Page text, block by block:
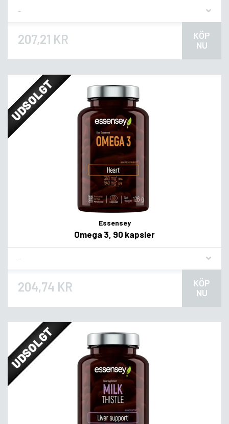
207,21 KR
KÖP
NU
UDSOLGT
Essensey
Omega 3, 90 kapsler
204,74 KR
KÖP
NU
UDSOLGT